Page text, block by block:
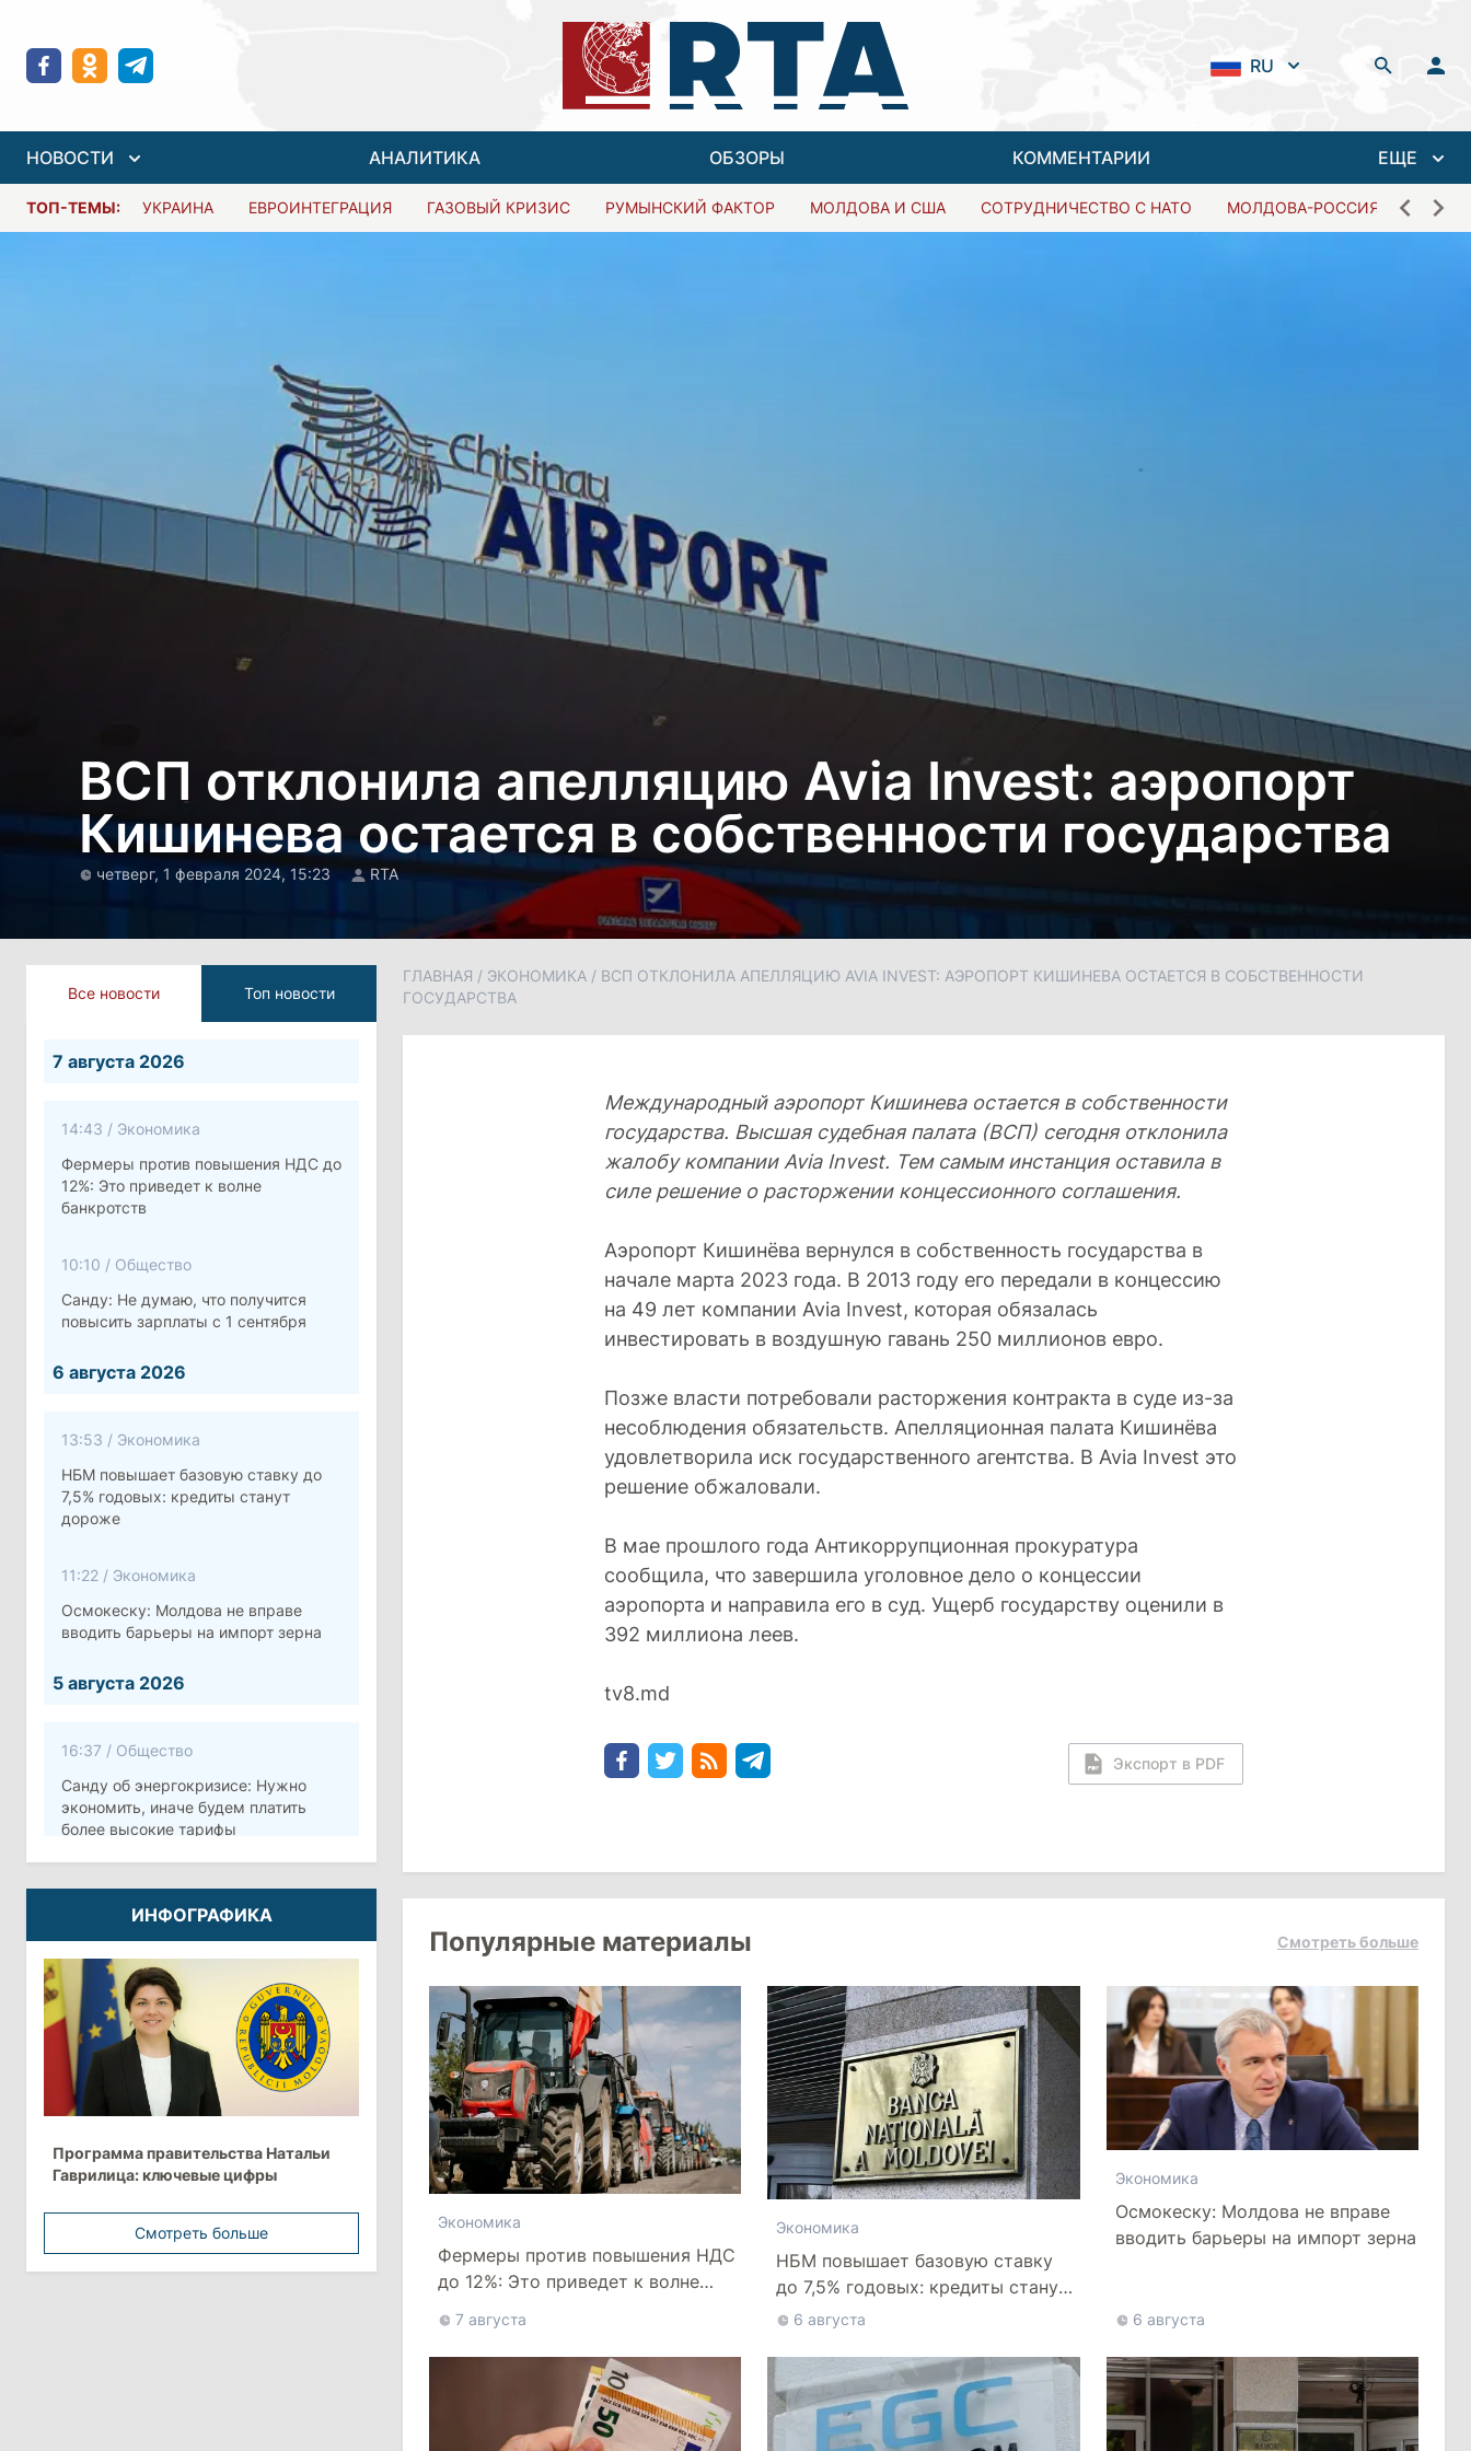
RU
НОВОСТИ АНАЛИТИКА ОБЗОРЫ КОММЕНТАРИИ ЕЩЕ
ТОП-ТЕМЫ: УКРАИНА ЕВРОИНТЕГРАЦИЯ ГАЗОВЫЙ КРИЗИС РУМЫНСКИЙ ФАКТОР МОЛДОВА И США СОТРУДНИЧЕСТВО С НАТО МОЛДОВА-РОССИЯ
ВСП отклонила апелляцию Avia Invest: аэропорт
Кишинева остается в собственности государства
четверг, 1 февраля 2024, 15:23 RTA
Все новости Топ новости
7 августа 2026
14:43 / Экономика
Фермеры против повышения НДС до
12%: Это приведет к волне
банкротств
10:10 / Общество
Санду: Не думаю, что получится
повысить зарплаты с 1 сентября
6 августа 2026
13:53 / Экономика
НБМ повышает базовую ставку до
7,5% годовых: кредиты станут
дороже
11:22 / Экономика
Осмокеску: Молдова не вправе
вводить барьеры на импорт зерна
5 августа 2026
16:37 / Общество
Санду об энергокризисе: Нужно
экономить, иначе будем платить
более высокие тарифы
10:12/Безопасность
Молдова готовит программу по
укреплению обороны стоимостью
более 10 млрд леев на ближайшие
пять лет
4 августа 2026
15:15
Экономика
европейских стран с самой низкой
минимальной зарплатой
Политика
Анна Ревенко уходит с поста главы
ИНФОГРАФИКА
Программа правительства Натальи
Гаврилица: ключевые цифры
Смотреть больше
ГЛАВНАЯ / ЭКОНОМИКА / ВСП ОТКЛОНИЛА АПЕЛЛЯЦИЮ AVIA INVEST: АЭРОПОРТ КИШИНЕВА ОСТАЕТСЯ В СОБСТВЕННОСТИ
ГОСУДАРСТВА
Международный аэропорт Кишинева остается в собственности
государства. Высшая судебная палата (ВСП) сегодня отклонила
жалобу компании Avia Invest. Тем самым инстанция оставила в
силе решение о расторжении концессионного соглашения.
Аэропорт Кишинёва вернулся в собственность государства в
начале марта 2023 года. В 2013 году его передали в концессию
на 49 лет компании Avia Invest, которая обязалась
инвестировать в воздушную гавань 250 миллионов евро.
Позже власти потребовали расторжения контракта в суде из-за
несоблюдения обязательств. Апелляционная палата Кишинёва
удовлетворила иск государственного агентства. В Avia Invest это
решение обжаловали.
В мае прошлого года Антикоррупционная прокуратура
сообщила, что завершила уголовное дело о концессии
аэропорта и направила его в суд. Ущерб государству оценили в
392 миллиона леев.
tv8.md
Экспорт в PDF
Популярные материалы Смотреть больше
Экономика
Фермеры против повышения НДС
до 12%: Это приведет к волне
7 августа
Экономика
НБМ повышает базовую ставку
до 7,5% годовых: кредиты станут
дороже
6 августа
Экономика
Осмокеску: Молдова не вправе
вводить барьеры на импорт зерна
6 августа